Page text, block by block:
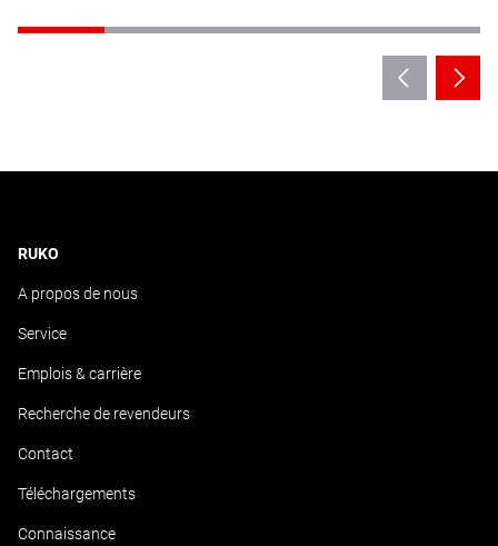
RUKO
A propos de nous
Service
Emplois & carrière
Recherche de revendeurs
Contact
Téléchargements
Connaissance